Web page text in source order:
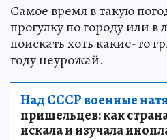
Самое время в такую
прогулку по городу или в
поискать хоть какие-то
году неурожай.
Над СССР военные
пришельцев: как
искала и изучала